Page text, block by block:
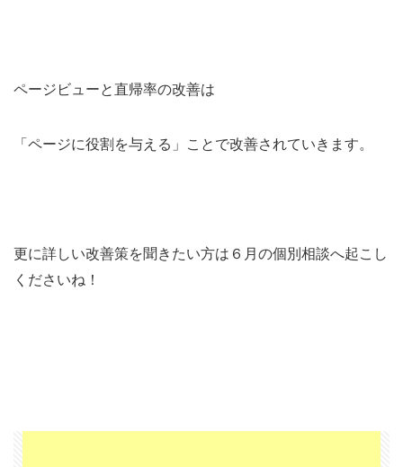
ページビューと直帰率の改善は
「ページに役割を与える」ことで改善されていきます。
更に詳しい改善策を聞きたい方は６月の個別相談へ起こし
くださいね！